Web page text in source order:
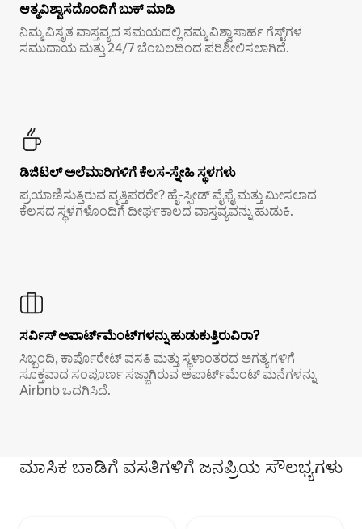
ಆತ್ಮವಿಶ್ವಾಸದೊಂದಿಗೆ ಬುಕ್ ಮಾಡಿ
ನಿಮ್ಮ ವಿಸ್ತೃತ ವಾಸ್ತವ್ಯದ ಸಮಯದಲ್ಲಿ ನಮ್ಮ ವಿಶ್ವಾಸಾರ್ಹ ಗೆಸ್ಟ್‌ಗಳ
ಸಮುದಾಯ ಮತ್ತು 24/7 ಬೆಂಬಲದಿಂದ ಪರಿಶೀಲಿಸಲಾಗಿದೆ.
ಡಿಜಿಟಲ್ ಅಲೆಮಾರಿಗಳಿಗೆ ಕೆಲಸ-ಸ್ನೇಹಿ ಸ್ಥಳಗಳು
ಪ್ರಯಾಣಿಸುತ್ತಿರುವ ವೃತ್ತಿಪರರೇ? ಹೈ-ಸ್ಪೀಡ್ ವೈಫೈ ಮತ್ತು ಮೀಸಲಾದ
ಕೆಲಸದ ಸ್ಥಳಗಳೊಂದಿಗೆ ದೀರ್ಘಕಾಲದ ವಾಸ್ತವ್ಯವನ್ನು ಹುಡುಕಿ.
ಸರ್ವಿಸ್ ಅಪಾರ್ಟ್‌ಮೆಂಟ್‌ಗಳನ್ನು ಹುಡುಕುತ್ತಿರುವಿರಾ?
ಸಿಬ್ಬಂದಿ, ಕಾರ್ಪೊರೇಟ್ ವಸತಿ ಮತ್ತು ಸ್ಥಳಾಂತರದ ಅಗತ್ಯಗಳಿಗೆ
ಸೂಕ್ತವಾದ ಸಂಪೂರ್ಣ ಸಜ್ಜಾಗಿರುವ ಅಪಾರ್ಟ್‌ಮೆಂಟ್ ಮನೆಗಳನ್ನು
Airbnb ಒದಗಿಸಿದೆ.
ಮಾಸಿಕ ಬಾಡಿಗೆ ವಸತಿಗಳಿಗೆ ಜನಪ್ರಿಯ ಸೌಲಭ್ಯಗಳು